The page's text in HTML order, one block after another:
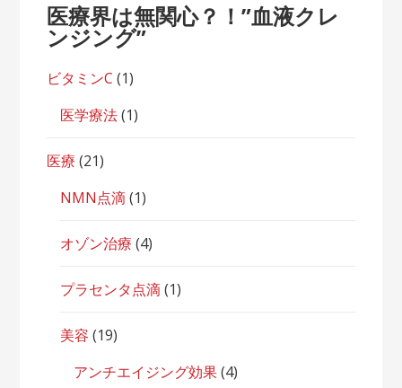
医療界は無関心？！”血液クレ
ンジング”
ビタミンC (1)
医学療法(1)
医療 (21)
NMN点滴(1)
オゾン治療 (4)
プラセンタ点滴(1)
美容 (19)
アンチエイジング効果(4)